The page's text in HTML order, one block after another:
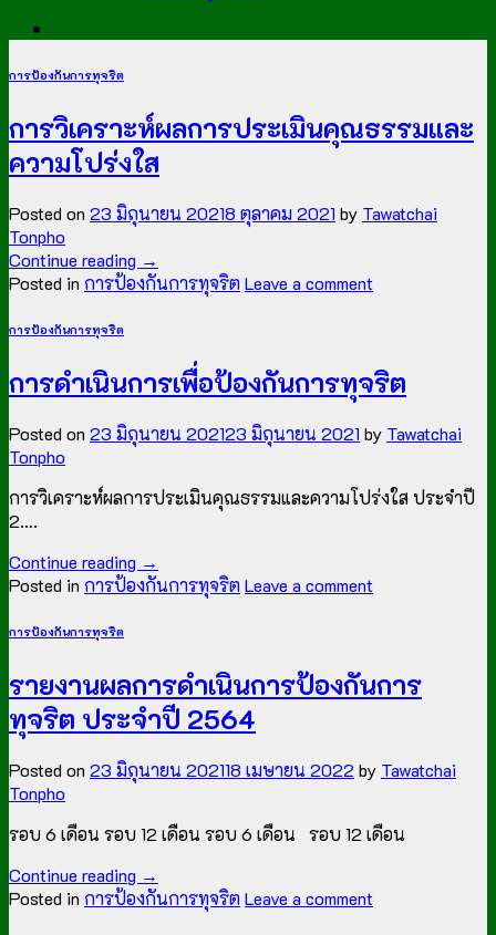
การป้องกันการทุจริต
การวิเคราะห์ผลการประเมินคุณธรรมและ
ความโปร่งใส
Posted on 23 มิถุนายน 20218 ตุลาคม 2021 by Tawatchai
Tonpho
Continue reading →
Posted in การป้องกันการทุจริต Leave a comment
การป้องกันการทุจริต
การดำเนินการเพื่อป้องกันการทุจริต
Posted on 23 มิถุนายน 202123 มิถุนายน 2021 by Tawatchai
Tonpho
การวิเคราะห์ผลการประเมินคุณธรรมและความโปร่งใส ประจำปี
2….
Continue reading →
Posted in การป้องกันการทุจริต Leave a comment
การป้องกันการทุจริต
รายงานผลการดำเนินการป้องกันการ
ทุจริต ประจำปี 2564
Posted on 23 มิถุนายน 202118 เมษายน 2022 by Tawatchai
Tonpho
รอบ 6 เดือน รอบ 12 เดือน รอบ 6 เดือน รอบ 12 เดือน
Continue reading →
Posted in การป้องกันการทุจริต Leave a comment